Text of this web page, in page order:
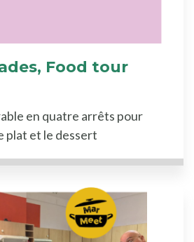
Food tour
en quatre arrêts pour
plat et le dessert